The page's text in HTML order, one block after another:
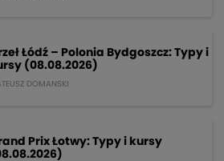
Łódź – Polonia Bydgoszcz: Typy i
(08.08.2026)
DOMANSKI
Prix Łotwy: Typy i kursy